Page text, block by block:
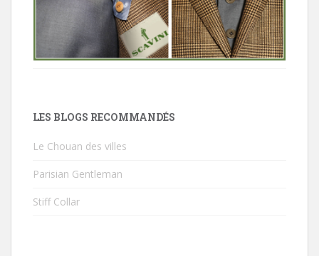
LES BLOGS RECOMMANDÉS
Le Chouan des villes
Parisian Gentleman
Stiff Collar